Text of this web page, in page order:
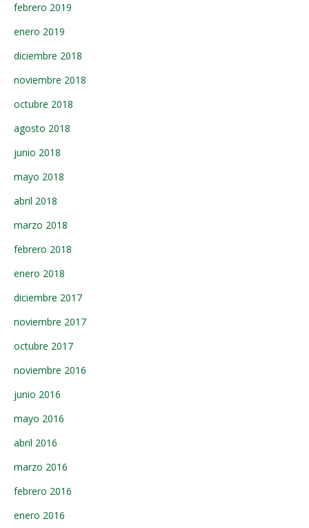
febrero 2019
enero 2019
diciembre 2018
noviembre 2018
octubre 2018
agosto 2018
junio 2018
mayo 2018
abril 2018
marzo 2018
febrero 2018
enero 2018
diciembre 2017
noviembre 2017
octubre 2017
noviembre 2016
junio 2016
mayo 2016
abril 2016
marzo 2016
febrero 2016
enero 2016